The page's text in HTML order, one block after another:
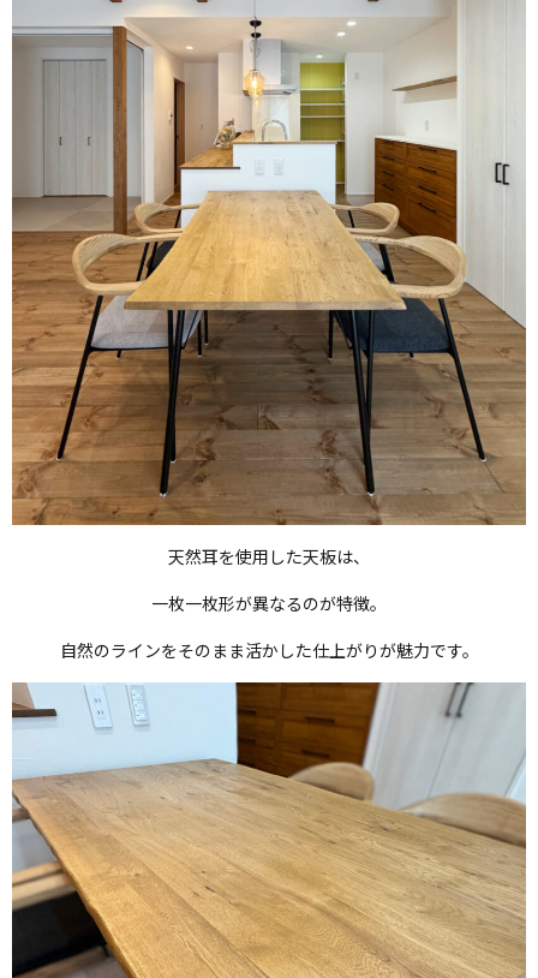
天然耳を使用した天板は、
一枚一枚形が異なるのが特徴。
自然のラインをそのまま活かした仕上がりが魅力です。